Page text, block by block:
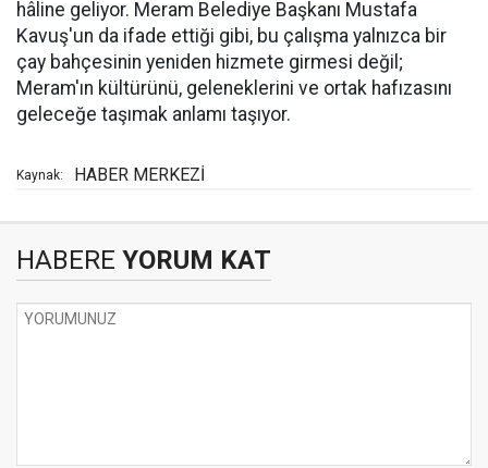
hâline geliyor. Meram Belediye Başkanı Mustafa
Kavuş'un da ifade ettiği gibi, bu çalışma yalnızca bir
çay bahçesinin yeniden hizmete girmesi değil;
Meram'ın kültürünü, geleneklerini ve ortak hafızasını
geleceğe taşımak anlamı taşıyor.
Kaynak: HABER MERKEZİ
HABERE YORUM KAT